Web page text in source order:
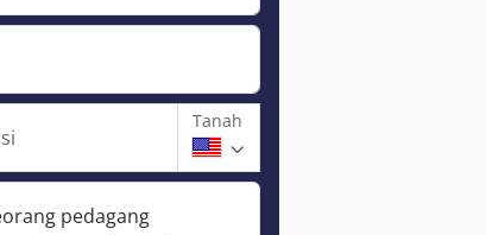
Tanah
pedagang